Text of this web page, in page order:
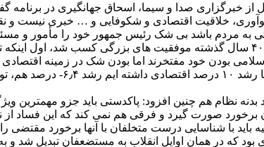
خبرگزاری صدا و سیما، اسحاق جهانگیری در برنامه
خلاقیت اقتصادی و شکوفایی و … خبری نیست
به مردم باشد بی شک رئیس جمهور خود را مأمور و
جهانگیری افزود: در طول ۴۰ سال گذشته موفقیت های بزرگی
بودن خود مفتخرند اما بودن شک در زمینه اقتصادی
بدنه نظام هم چنین افزود: پاکدستی باید جزو
برخورد صورت گیرد و فرقی هم نمی کند که این فساد از
باید با شناسایی درست متخلفان با آنها برخورد مقتضی را
بود که در همان اوایل انقلاب به مستضعفان تبدیل